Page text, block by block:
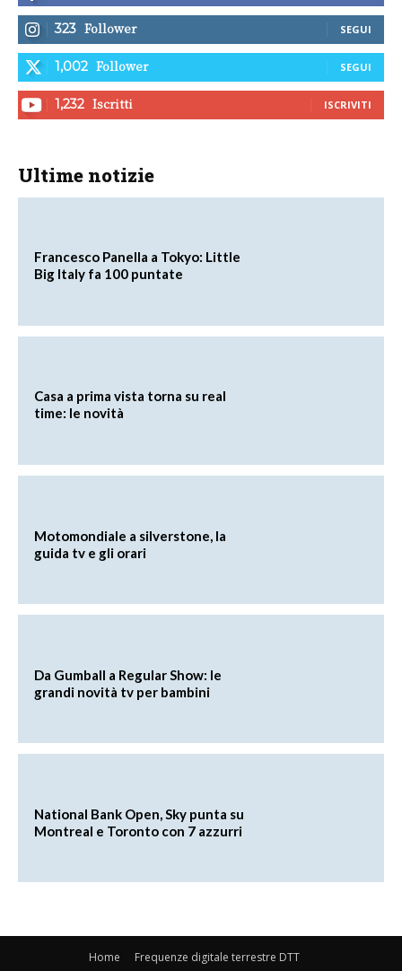
323 Follower SEGUI
1,002 Follower SEGUI
1,232 Iscritti ISCRIVITI
Ultime notizie
Francesco Panella a Tokyo: Little
Big Italy fa 100 puntate
Casa a prima vista torna su real
time: le novità
Motomondiale a silverstone, la
guida tv e gli orari
Da Gumball a Regular Show: le
grandi novità tv per bambini
National Bank Open, Sky punta su
Montreal e Toronto con 7 azzurri
Home
Frequenze digitale terrestre DTT